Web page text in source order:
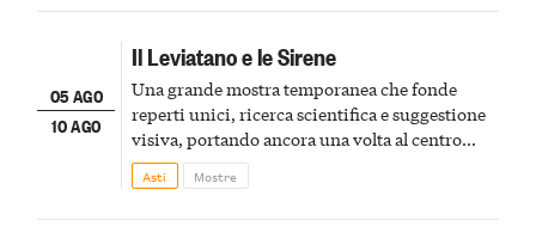
05 AGO
10 AGO
Il Leviatano e le Sirene
Una grande mostra temporanea che fonde
reperti unici, ricerca scientifica e suggestione
visiva, portando ancora una volta al centro
della scena le meraviglie del passato astigiano
Asti Mostre